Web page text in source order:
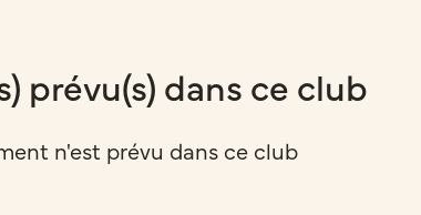
prévu(s) dans ce club
n'est prévu dans ce club